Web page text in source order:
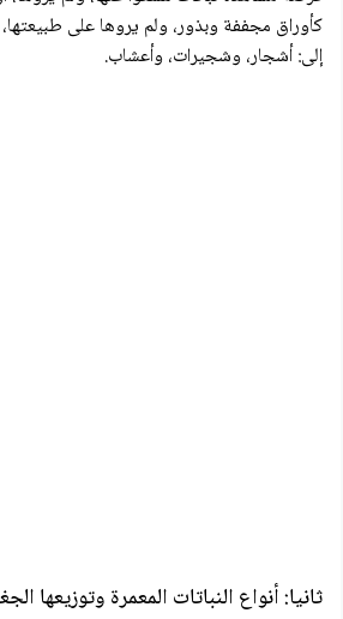
كأوراق مجففة وبذور، ولم يروها على
إلى: أشجار، وشجيرات، وأعشاب.
ثانيا: أنواع النباتات المعمرة وتوزيعها